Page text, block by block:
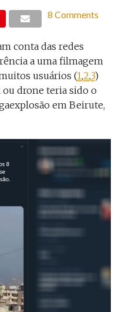
8 Comments
conta das redes
a uma filmagem
usuários (1,2,3)
drone teria sido o
em Beirute,